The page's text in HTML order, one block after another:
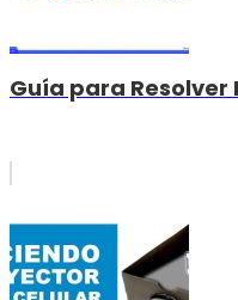
Guía para Resolver